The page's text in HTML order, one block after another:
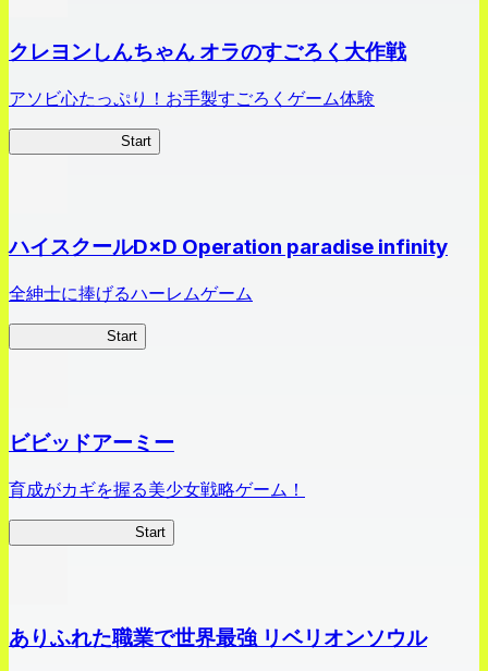
クレヨンしんちゃん オラのすごろく大作戦
アソビ心たっぷり！お手製すごろくゲーム体験
Start
ハイスクールD×D Operation paradise infinity
全紳士に捧げるハーレムゲーム
Start
ビビッドアーミー
育成がカギを握る美少女戦略ゲーム！
Start
ありふれた職業で世界最強 リベリオンソウル